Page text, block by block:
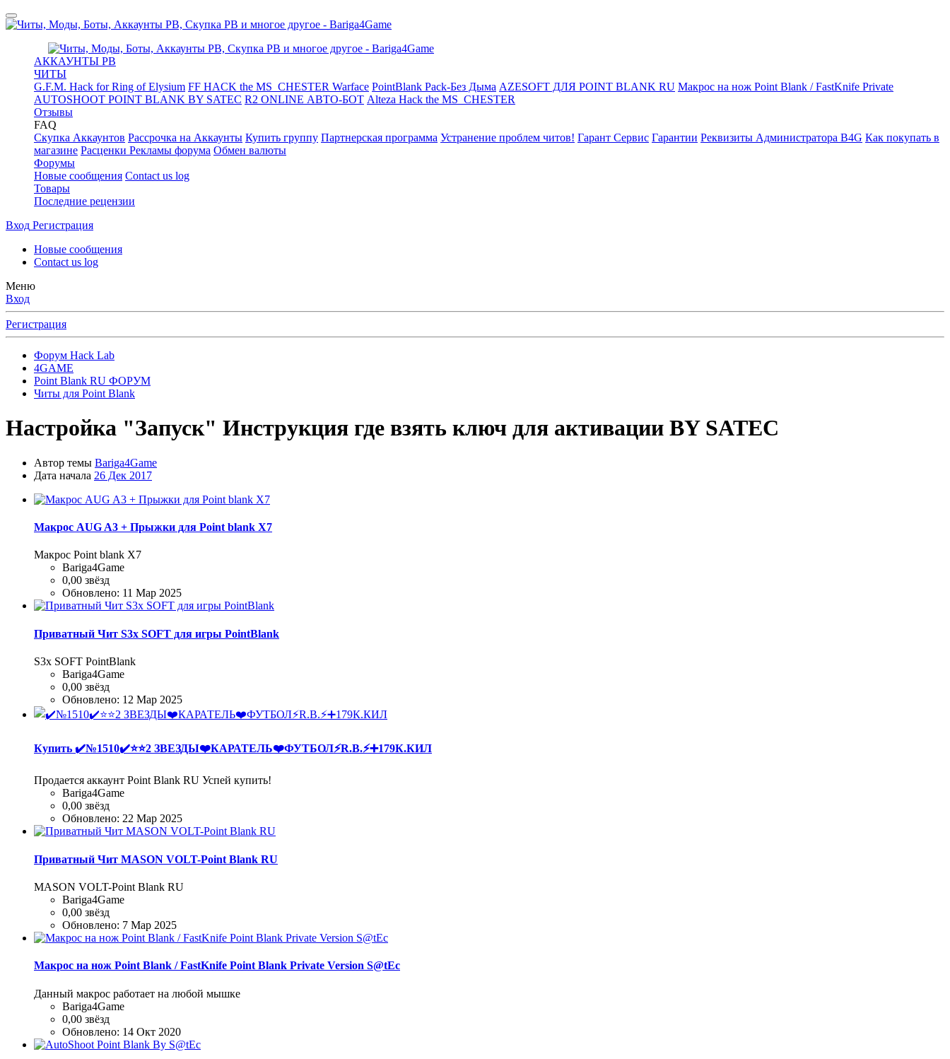
АККАУНТЫ PB
ЧИТЫ
G.F.M. Hack for Ring of Elysium FF HACK the MS_CHESTER Warface PointBlank Pack-Без Дыма AZESOFT ДЛЯ POINT BLANK RU Макрос на нож Point Blank / FastKnife Private
AUTOSHOOT POINT BLANK BY SATEC R2 ONLINE АВТО-БОТ Alteza Hack the MS_CHESTER
Отзывы
FAQ
Скупка Аккаунтов Рассрочка на Аккаунты Купить группу Партнерская программа Устранение проблем читов! Гарант Сервис Гарантии Реквизиты Администратора B4G Как покупать в
магазине Расценки Рекламы форума Обмен валюты
Форумы
Новые сообщения Contact us log
Товары
Последние рецензии
Вход Регистрация
Новые сообщения
Contact us log
Меню
Вход
Регистрация
Форум Hack Lab
4GAME
Point Blank RU ФОРУМ
Читы для Point Blank
Настройка "Запуск" Инструкция где взять ключ для активации BY SATEC
Автор темы Bariga4Game
Дата начала 26 Дек 2017
Макрос AUG A3 + Прыжки для Point blank Х7
Макрос Point blank Х7
Bariga4Game
0,00 звёзд
Обновлено: 11 Мар 2025
Приватный Чит S3x SOFT для игры PointBlank
S3x SOFT PointBlank
Bariga4Game
0,00 звёзд
Обновлено: 12 Мар 2025
Купить ✔️№1510✔️⭐️⭐️2 ЗВЕЗДЫ❤️КАРАТЕЛЬ❤️ФУТБОЛ⚡R.B.⚡➕179К.КИЛ
Продается аккаунт Point Blank RU Успей купить!
Bariga4Game
0,00 звёзд
Обновлено: 22 Мар 2025
Приватный Чит MASON VOLT-Point Blank RU
MASON VOLT-Point Blank RU
Bariga4Game
0,00 звёзд
Обновлено: 7 Мар 2025
Макрос на нож Point Blank / FastKnife Point Blank Private Version S@tEc
Данный макрос работает на любой мышке
Bariga4Game
0,00 звёзд
Обновлено: 14 Окт 2020